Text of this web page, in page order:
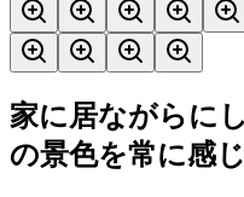
家に居ながらに
の景色を常に感